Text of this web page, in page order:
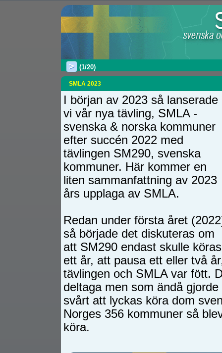
> (1/20)
SMLA 2023
I början av 2023 så lanserade
vi vår nya tävling, SMLA -
svenska & norska kommuner
efter succén 2022 med
tävlingen SM290, svenska
kommuner. Här kommer en
liten sammanfattning av 2023
års upplaga av SMLA.
Redan under första året
så började det diskuteras om
att SM290 endast skulle köras
ett år, att pausa ett eller två
tävlingen och SMLA var fött.
deltaga men som ändå
svårt att lyckas köra dom
Norges 356 kommuner så
köra.